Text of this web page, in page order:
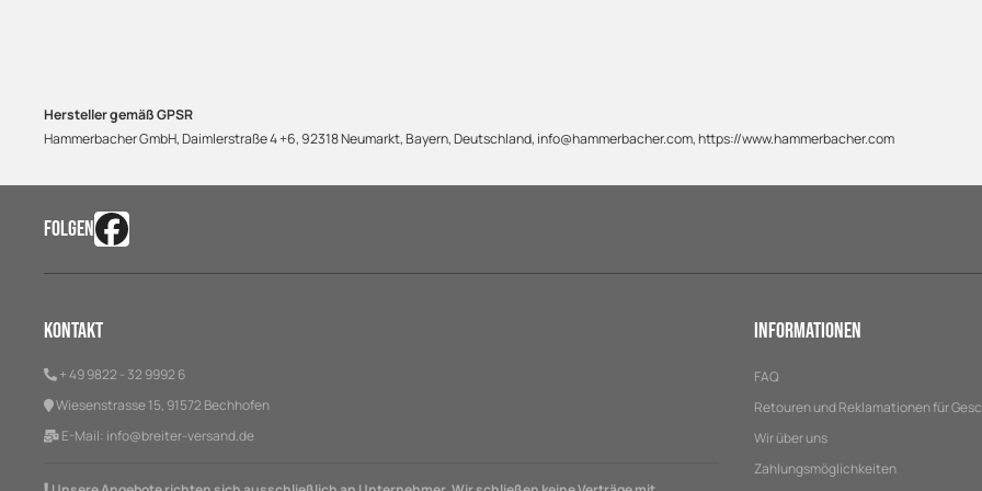
Hersteller gemäß GPSR
Hammerbacher GmbH, Daimlerstraße 4 +6, 92318 Neumarkt, Bayern, Deutschland, info@hammerbacher.com, https://www.hammerbacher.com
FOLGEN
Kontakt
+ 49 9822 - 32 9992 6
Wiesenstrasse 15, 91572 Bechhofen
E-Mail: info@breiter-versand.de
Informationen
FAQ
Retouren und Reklamationen für
Wir über uns
Zahlungsmöglichkeiten